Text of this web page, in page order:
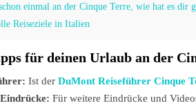
einmal an der Cinque Terre, wie hat es dir
Reiseziele in Italien
für deinen Urlaub an der
Ist der DuMont Reiseführer Cinque
Für weitere Eindrücke und